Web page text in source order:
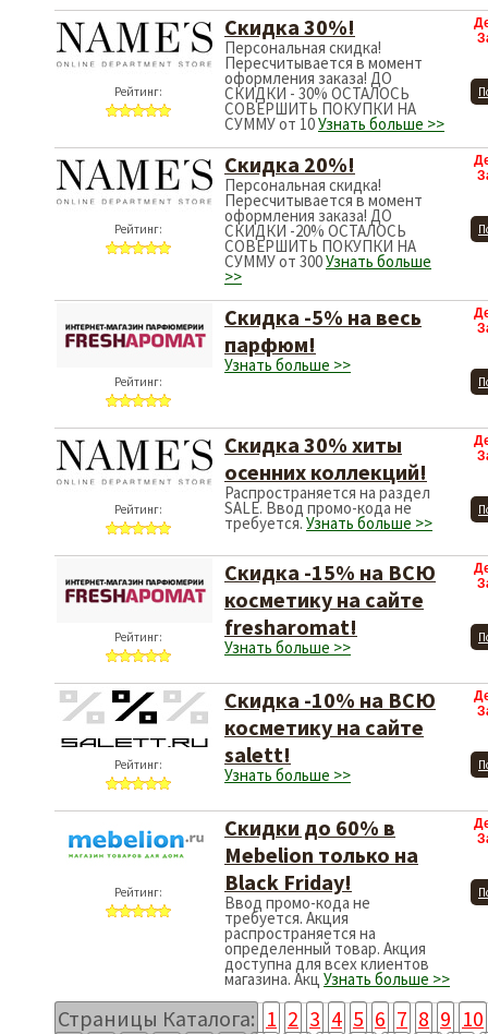
Рейтинг:
Скидка 30%!
Персональная скидка!
Пересчитывается в момент
оформления заказа! ДО
СКИДКИ - 30% ОСТАЛОСЬ
СОВЕРШИТЬ ПОКУПКИ НА
СУММУ от 10Узнать больше >>
Рейтинг:
Скидка 20%!
Персональная скидка!
Пересчитывается в момент
оформления заказа! ДО
СКИДКИ -20% ОСТАЛОСЬ
СОВЕРШИТЬ ПОКУПКИ НА
СУММУ от 300Узнать больше
>>
Рейтинг:
Скидка -5% на весь
парфюм!
Узнать больше >>
Рейтинг:
Скидка 30% хиты
осенних коллекций!
Распространяется на раздел
SALE. Ввод промо-кода не
требуется.Узнать больше >>
Рейтинг:
Скидка -15% на ВСЮ
косметику на сайте
fresharomat!
Узнать больше >>
Рейтинг:
Скидка -10% на ВСЮ
косметику на сайте
salett!
Узнать больше >>
Рейтинг:
Скидки до 60% в
Mebelion только на
Black Friday!
Ввод промо-кода не
требуется. Акция
распространяется на
определенный товар. Акция
доступна для всех клиентов
магазина. Акц Узнать больше >>
Страницы Каталога: 1 2 3 4 5 6 7 8 9 10